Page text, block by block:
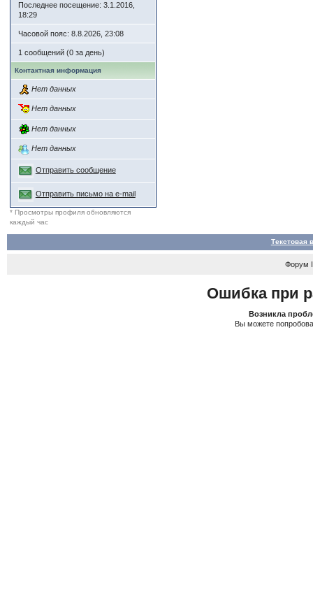
Последнее посещение: 3.1.2016,
18:29
Часовой пояс: 8.8.2026, 23:08
1 сообщений (0 за день)
Контактная информация
Нет данных
Нет данных
Нет данных
Нет данных
Отправить сообщение
Отправить письмо на e-mail
* Просмотры профиля обновляются
каждый час
Текстовая
Форум
Ошибка при
Возникла
Вы можете